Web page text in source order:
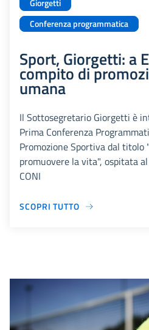
Giorgetti
Conferenza programmatica
Sport, Giorgetti: a
compito di
umana
Il Sottosegretario Giorgetti è
Prima Conferenza
Promozione Sportiva dal titolo
promuovere la vita", ospitata
CONI
SCOPRI TUTTO